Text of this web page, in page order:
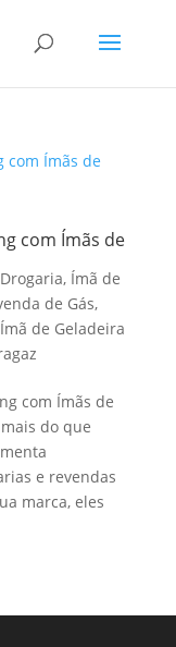
com Ímãs de
, Ímã de
de Gás,
Ímã de Geladeira
com Ímãs de
do que
e revendas
marca, eles